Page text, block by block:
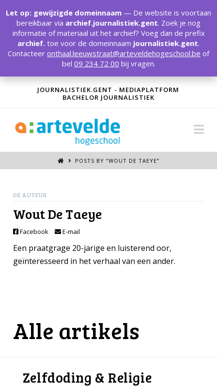
JOURNALISTIEK.GENT - MEDIAPLATFORM
BACHELOR JOURNALISTIEK
POSTS BY “WOUT DE TAEYE”
DE AUTEUR
Wout De Taeye
Facebook E-mail
Een praatgrage 20-jarige en luisterend oor,
geïnteresseerd in het verhaal van een ander.
Alle artikels
Zelfdoding & Religie
Let op: gewijzigde domeinnaam — De website is voortaan
bereikbaar via archief.journalistiek.gent. Zoek je nog
informatie of materiaal uit het archief? Voeg dan de prefix
archief. toe voor de domeinnaam journalistiek.gent.
Contacteer onthaal.leeuwstraat@arteveldehogeschool.be of
bel 09 234 72 00 bij vragen.